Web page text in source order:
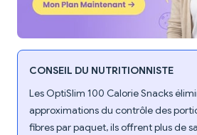
CONSEIL DU NUTRITIONNISTE
Les OptiSlim 100 Calorie Snacks
approximations du contrôle des
fibres par paquet, ils offrent plus de